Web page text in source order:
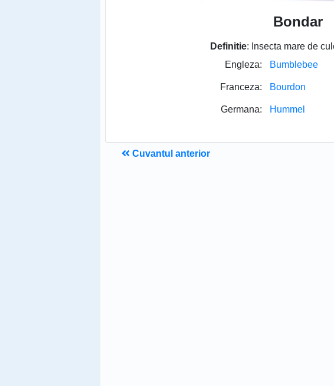
Bondar
Definitie: Insecta mare de
Engleza:
Bumblebee
Franceza: Bourdon
Germana: Hummel
Cuvantul anterior